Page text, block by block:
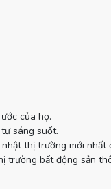
của họ.
sáng suốt.
thị trường mới nhất
bất động sản